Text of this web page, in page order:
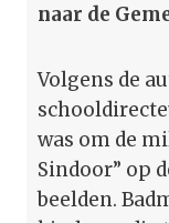
naar de
Volgens de
was om de
Sindoor” op
beelden.